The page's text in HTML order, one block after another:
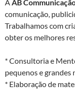
AAB
comunicação,
Trabalhamos com
obter os melhores
* Consultoria e
pequenos e grandes
* Elaboração de